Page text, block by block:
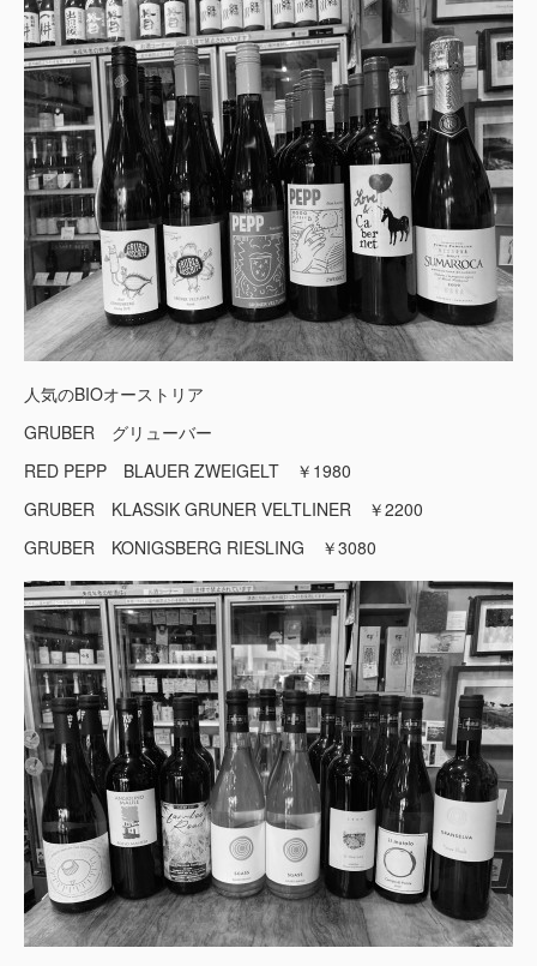
人気のBIOオーストリア
GRUBER グリューバー
RED PEPP BLAUER ZWEIGELT ￥1980
GRUBER KLASSIK GRUNER VELTLINER ￥2200
GRUBER KONIGSBERG RIESLING ￥3080